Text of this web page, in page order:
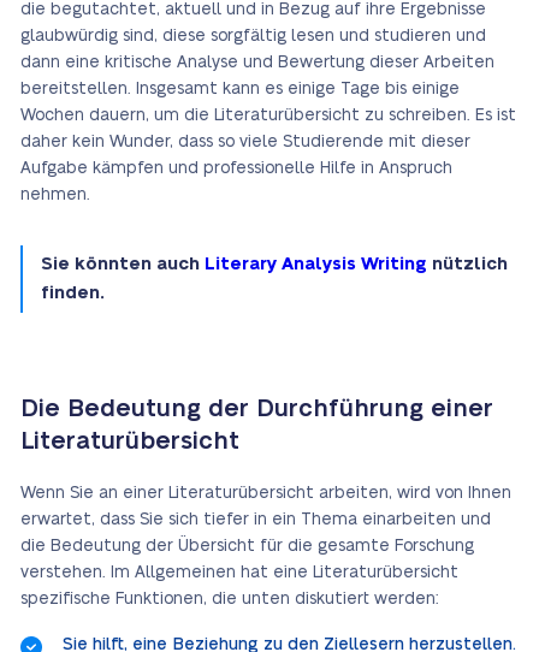
die begutachtet, aktuell und in Bezug auf ihre Ergebnisse
glaubwürdig sind, diese sorgfältig lesen und studieren und
dann eine kritische Analyse und Bewertung dieser Arbeiten
bereitstellen. Insgesamt kann es einige Tage bis einige
Wochen dauern, um die Literaturübersicht zu schreiben. Es ist
daher kein Wunder, dass so viele Studierende mit dieser
Aufgabe kämpfen und professionelle Hilfe in Anspruch
nehmen.
Sie könnten auch Literary Analysis Writing nützlich
finden.
Die Bedeutung der Durchführung einer
Literaturübersicht
Wenn Sie an einer Literaturübersicht arbeiten, wird von Ihnen
erwartet, dass Sie sich tiefer in ein Thema einarbeiten und
die Bedeutung der Übersicht für die gesamte Forschung
verstehen. Im Allgemeinen hat eine Literaturübersicht
spezifische Funktionen, die unten diskutiert werden:
Sie hilft, eine Beziehung zu den Ziellesern herzustellen.